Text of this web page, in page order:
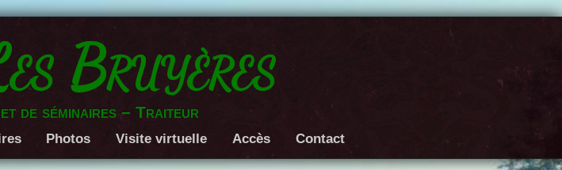
Bruyères
de séminaires – Traiteur
Photos Visite virtuelle Accès Contact